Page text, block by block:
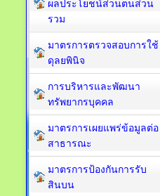
ผลประโยชน์ส่วนตนส่วน
รวม
มาตรการตรวจสอบการใช้
ดุลยพินิจ
การบริหารและพัฒนา
ทรัพยากรบุคคล
มาตรการเผยแพร่ข้อมูลต่อ
สาธารณะ
มาตรการป้องกันการรับ
สินบน